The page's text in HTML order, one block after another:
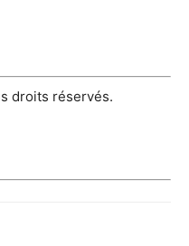
droits réservés.